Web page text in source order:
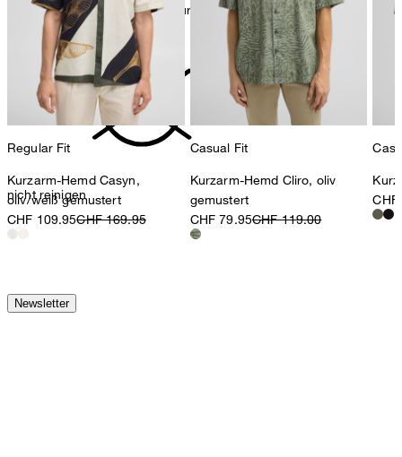
Bügeln bei geringer Temperatur
nicht reinigen
Regular Fit
Kurzarm-Hemd Casyn,
oliv/weiß gemustert
CHF 109.95CHF 169.95
Casual Fit
Kurzarm-Hemd Cliro, oliv
gemustert
CHF 79.95CHF 119.00
Newsletter